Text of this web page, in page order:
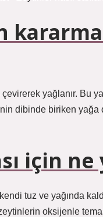
yağlanır. Bu
dibinde biriken
için ne
tuz ve yağında
oksijenle